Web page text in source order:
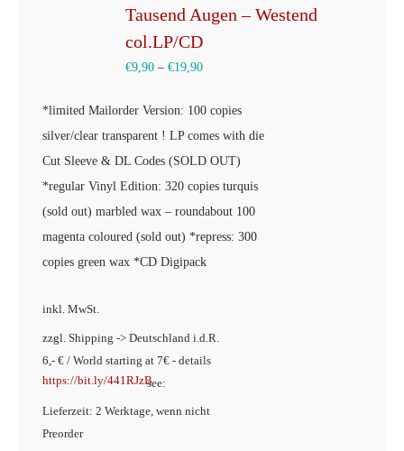
Varianten
auf.
können
auf
der
Produktseite
gewählt
werden
Tausend Augen – Westend
col.LP/CD
€9,90 –€19,90
*limited Mailorder Version: 100 copies
silver/clear transparent ! LP comes with die
Cut Sleeve & DL Codes (SOLD OUT)
*regular Vinyl Edition: 320 copiesturquis
(sold out) marbled wax – roundabout 100
magenta coloured (sold out) *repress: 300
copies green wax *CD Digipack
inkl. MwSt.
zzgl. Shipping -> Deutschland i.d.R.
6,- € / World starting at 7€ - details
see:
https://bit.ly/441RJzB
Lieferzeit: 2 Werktage, wenn nicht
Preorder